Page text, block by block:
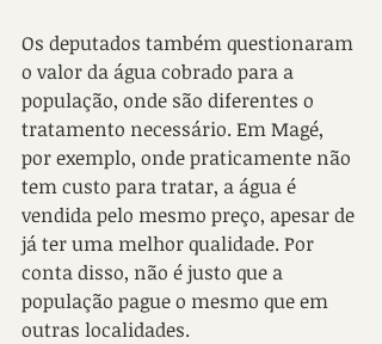
Os deputados também questionaram
o valor da água cobrado para a
população, onde são diferentes o
tratamento necessário. Em Magé,
por exemplo, onde praticamente não
tem custo para tratar, a água é
vendida pelo mesmo preço, apesar de
já ter uma melhor qualidade. Por
conta disso, não é justo que a
população pague o mesmo que em
outras localidades.